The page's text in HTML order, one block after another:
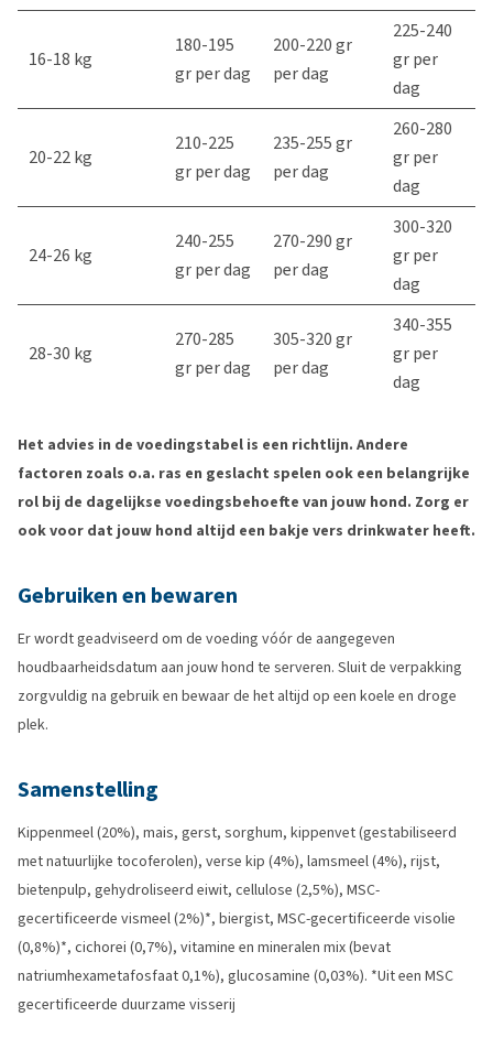
16-18 kg
180-195
gr per dag
200-220 gr
per dag
225-240
gr per
dag
20-22 kg
210-225
gr per dag
235-255 gr
per dag
260-280
gr per
dag
24-26 kg
240-255
gr per dag
270-290 gr
per dag
300-320
gr per
dag
28-30 kg
270-285
gr per dag
305-320 gr
per dag
340-355
gr per
dag
Het advies in de voedingstabel is een richtlijn. Andere
factoren zoals o.a. ras en geslacht spelen ook een belangrijke
rol bij de dagelijkse voedingsbehoefte van jouw hond. Zorg er
ook voor dat jouw hond altijd een bakje vers drinkwater heeft.
Gebruiken en bewaren
Er wordt geadviseerd om de voeding vóór de aangegeven
houdbaarheidsdatum aan jouw hond te serveren. Sluit de verpakking
zorgvuldig na gebruik en bewaar de het altijd op een koele en droge
plek.
Samenstelling
Kippenmeel (20%), mais, gerst, sorghum, kippenvet (gestabiliseerd
met natuurlijke tocoferolen), verse kip (4%), lamsmeel (4%), rijst,
bietenpulp, gehydroliseerd eiwit, cellulose (2,5%), MSC-
gecertificeerde vismeel (2%)*, biergist, MSC-gecertificeerde visolie
(0,8%)*, cichorei (0,7%), vitamine en mineralen mix (bevat
natriumhexametafosfaat 0,1%), glucosamine (0,03%). *Uit een MSC
gecertificeerde duurzame visserij